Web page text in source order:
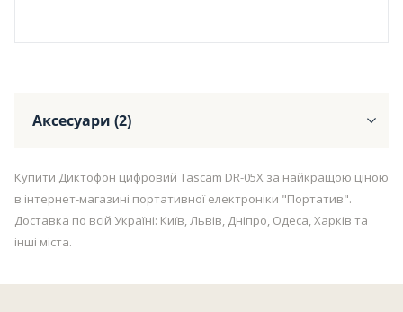
Аксесуари (2)
Купити Диктофон цифровий Tascam DR-05X за найкращою ціною
в інтернет-магазині портативної електроніки "Портатив".
Доставка по всій Україні: Київ, Львів, Дніпро, Одеса, Харків та
інші міста.